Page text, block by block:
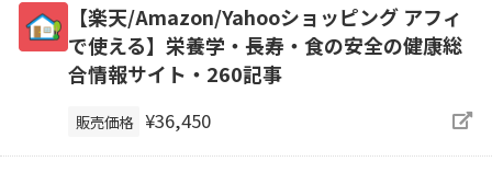
【楽天/Amazon/Yahooショッピング アフィ
で使える】栄養学・長寿・食の安全の健康総
合情報サイト・260記事
販売価格 ¥36,450